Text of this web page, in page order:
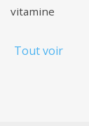
vitamine
Tout voir